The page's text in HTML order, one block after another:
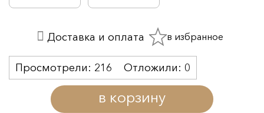
в корзину
Просмотрели: 216 Отложили: 0
Доставка и оплата в избранное